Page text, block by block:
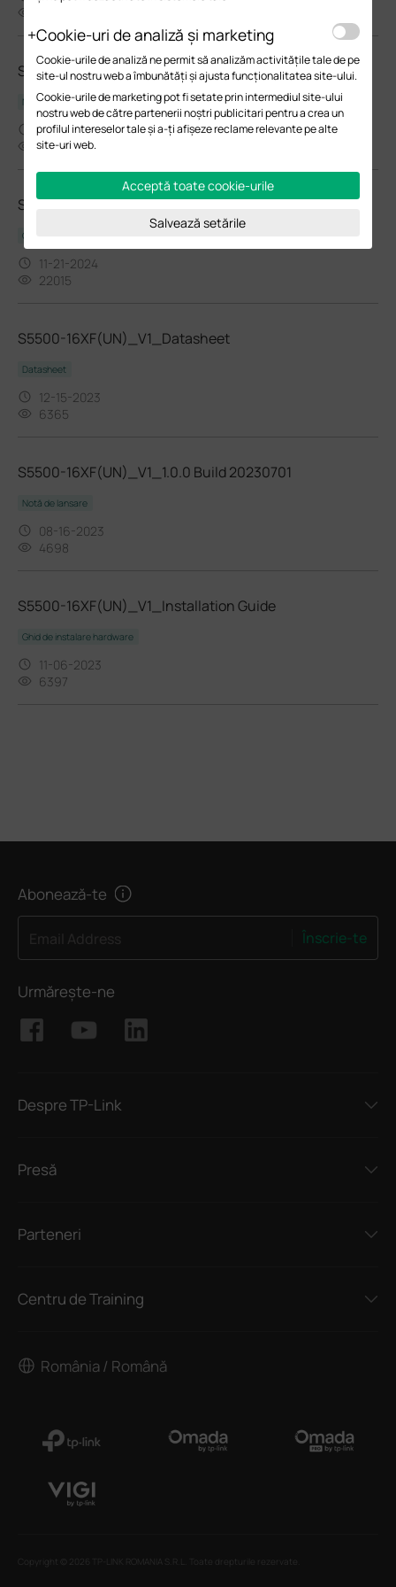
S5500-16XF(UN)_V1_1.0.1 Build 20231225
Notă de lansare
01-12-2024
5544
Switch Regulatory Compliance
Ghidul utilizatorului
11-21-2024
22015
S5500-16XF(UN)_V1_Datasheet
Datasheet
12-15-2023
6365
S5500-16XF(UN)_V1_1.0.0 Build 20230701
Notă de lansare
08-16-2023
4698
S5500-16XF(UN)_V1_Installation Guide
Ghid de instalare hardware
11-06-2023
6397
Abonează-te
Înscrie-te
Urmărește-ne
Despre TP-Link
Presă
Parteneri
Centru de Training
România / Română
Copyright © 2026 TP-LINK ROMANIA S.R.L. Toate drepturile rezervate.
Cookie-uri de analiză și marketing
Cookie-urile de analiză ne permit să analizăm activitățile tale de pe
site-ul nostru web a îmbunătăți și ajusta funcționalitatea site-ului.
Cookie-urile de marketing pot fi setate prin intermediul site-ului
nostru web de către partenerii noștri publicitari pentru a crea un
profilul intereselor tale și a-ți afișeze reclame relevante pe alte
site-uri web.
Acceptă toate cookie-urile
Salvează setările